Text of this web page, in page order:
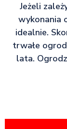
Jeżeli
wykonania
idealnie.
trwałe
lata.